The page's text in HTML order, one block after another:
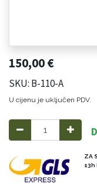
150,00€
SKU: B-110-A
U cijenu je uključen PDV.
ZA
13h